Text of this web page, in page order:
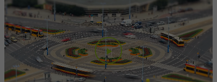
Play
Cel
Google używa tego pliku cookie do
odróżnienia użytkowników.
Nazwa bcookie